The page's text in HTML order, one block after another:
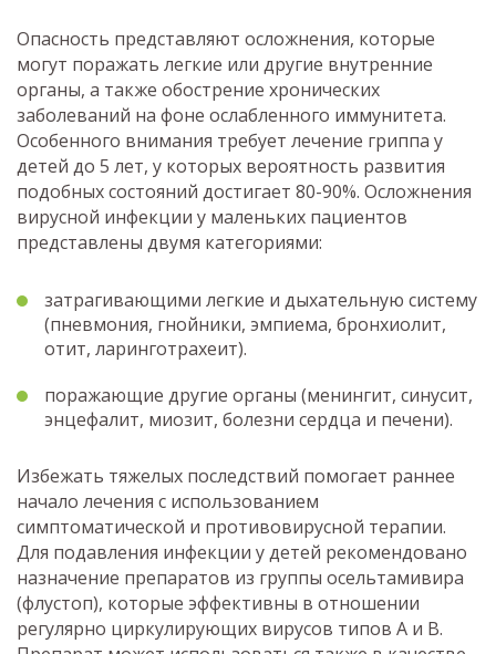
Опасность представляют осложнения, которые
могут поражать легкие или другие внутренние
органы, а также обострение хронических
заболеваний на фоне ослабленного иммунитета.
Особенного внимания требует лечение гриппа у
детей до 5 лет, у которых вероятность развития
подобных состояний достигает 80-90%. Осложнения
вирусной инфекции у маленьких пациентов
представлены двумя категориями:
затрагивающими легкие и дыхательную систему
(пневмония, гнойники, эмпиема, бронхиолит,
отит, ларинготрахеит).
поражающие другие органы (менингит, синусит,
энцефалит, миозит, болезни сердца и печени).
Избежать тяжелых последствий помогает раннее
начало лечения с использованием
симптоматической и противовирусной терапии.
Для подавления инфекции у детей рекомендовано
назначение препаратов из группы осельтамивира
(флустоп), которые эффективны в отношении
регулярно циркулирующих вирусов типов A и B.